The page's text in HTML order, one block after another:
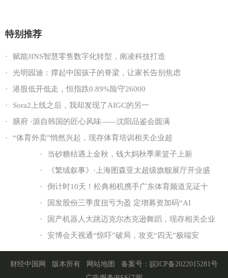
特别推荐
·
赋能JINS智慧零售数字化转型，南凌科技打造
·
光明园迪：撑起中国孩子的脊梁，让家长告别焦虑
·
港股低开低走，恒指跌0.89%险守26000
·
Sora2上线之后，我却发现了AIGC的另一
·
膳府 ·源自韩国的匠心风味——沈阳品鉴会圆满
·
“体育外卖”悄然兴起，现存体育培训相关企业超
·
当砂糖桔遇上金秋，钱大妈秋季果篮子上新
·
《繁绒叙事》·上海图森亚太超级旗舰展厅开业盛
·
倒计时10天！松典相机携手广东体育频道见证十
·
国发股份三季度扭亏为盈 定增募资加码“AI
·
国产机器人大跳迈克尔杰克逊舞蹈，现存相关企业
·
安博会天视通“惊吓”破局，攻克“四无”极端安
财经中国网 版本所有 网站地图 备案号： 皖ICP备2022015281号